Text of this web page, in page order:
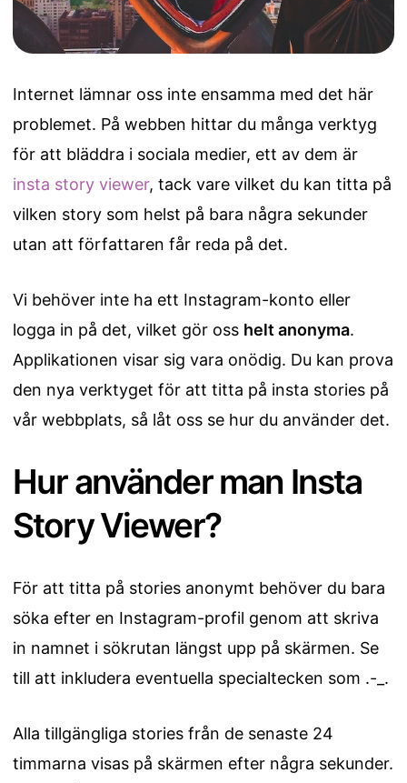
Internet lämnar oss inte ensamma med det här
problemet. På webben hittar du många verktyg
för att bläddra i sociala medier, ett av dem är
insta story viewer, tack vare vilket du kan titta på
vilken story som helst på bara några sekunder
utan att författaren får reda på det.
Vi behöver inte ha ett Instagram-konto eller
logga in på det, vilket gör oss helt anonyma.
Applikationen visar sig vara onödig. Du kan prova
den nya verktyget för att titta på insta stories på
vår webbplats, så låt oss se hur du använder det.
Hur använder man Insta
Story Viewer?
För att titta på stories anonymt behöver du bara
söka efter en Instagram-profil genom att skriva
in namnet i sökrutan längst upp på skärmen. Se
till att inkludera eventuella specialtecken som .-_.
Alla tillgängliga stories från de senaste 24
timmarna visas på skärmen efter några sekunder.